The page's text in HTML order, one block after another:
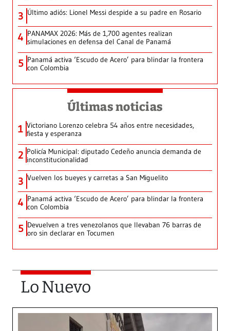
3 Último adiós: Lionel Messi despide a su padre en Rosario
4 PANAMAX 2026: Más de 1,700 agentes realizan
simulaciones en defensa del Canal de Panamá
5 Panamá activa ‘Escudo de Acero’ para blindar la frontera
con Colombia
Últimas noticias
1 Victoriano Lorenzo celebra 54 años entre necesidades,
fiesta y esperanza
2 Policía Municipal: diputado Cedeño anuncia demanda de
inconstitucionalidad
3 Vuelven los bueyes y carretas a San Miguelito
4 Panamá activa ‘Escudo de Acero’ para blindar la frontera
con Colombia
5 Devuelven a tres venezolanos que llevaban 76 barras de
oro sin declarar en Tocumen
Lo Nuevo